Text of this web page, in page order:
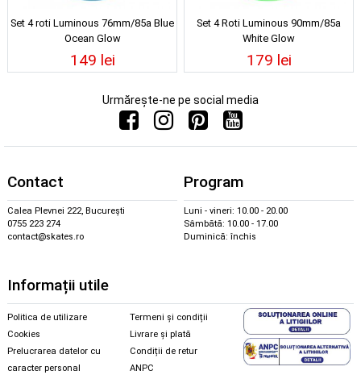
Set 4 roti Luminous 76mm/85a Blue
Ocean Glow
149 lei
Set 4 Roti Luminous 90mm/85a
White Glow
179 lei
Urmărește-ne pe social media
Contact
Calea Plevnei 222, București
0755 223 274
contact@skates.ro
Program
Luni - vineri: 10.00 - 20.00
Sâmbătă: 10.00 - 17.00
Duminică: închis
Informații utile
Politica de utilizare
Cookies
Prelucrarea datelor cu
caracter personal
Termeni și condiții
Livrare și plată
Condiții de retur
ANPC